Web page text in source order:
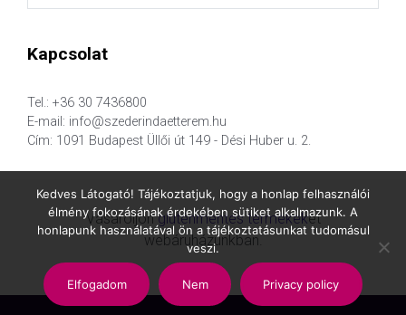
Kapcsolat
Tel.: +36 30 7436800
E-mail: info@szederindaetterem.hu
Cím: 1091 Budapest Üllői út 149 - Dési Huber u. 2.
Vásároljongluténmentes termékeket
webáruházunkban.
Kedves Látogató! Tájékoztatjuk, hogy a honlap felhasználói
élmény fokozásának érdekében sütiket alkalmazunk. A
honlapunk használatával ön a tájékoztatásunkat tudomásul
veszi.
Elfogadom Nem Privacy policy